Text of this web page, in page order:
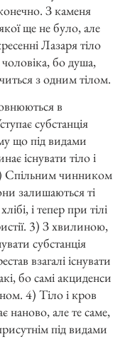
З каменя
ще не було, але
Лазаря тіло
бо душа,
з одним тілом.
в
субстанція
що під видами
існувати тіло і
Спільним чинником
залишаються ті
і тепер при тілі
3) З хвилиною,
субстанція
взагалі існувати
бо самі акциденси
4) Тіло і кров
наново, але те саме,
під видами